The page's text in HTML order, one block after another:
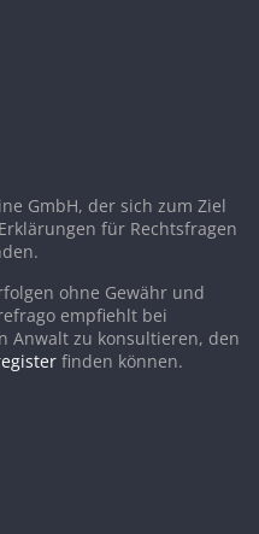
GmbH, der sich zum Ziel
für Rechtsfragen
ohne Gewähr und
empfiehlt bei
Anwalt zu konsultieren, den
finden können.